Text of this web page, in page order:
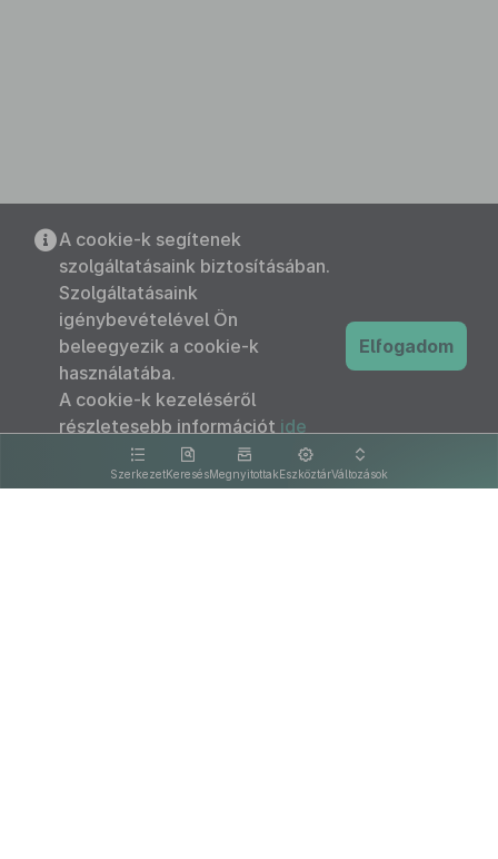
SzerkezetKeresésMegnyitottakEszköztárVáltozások
A cookie-k segítenek
szolgáltatásaink biztosításában.
Szolgáltatásaink
igénybevételével Ön
beleegyezik a cookie-k
használatába.
A cookie-k kezeléséről
részletesebb információt ide
kattintva olvashat.
Elfogadom